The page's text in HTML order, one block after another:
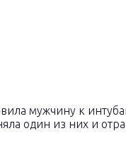
мужчину к
один из них и